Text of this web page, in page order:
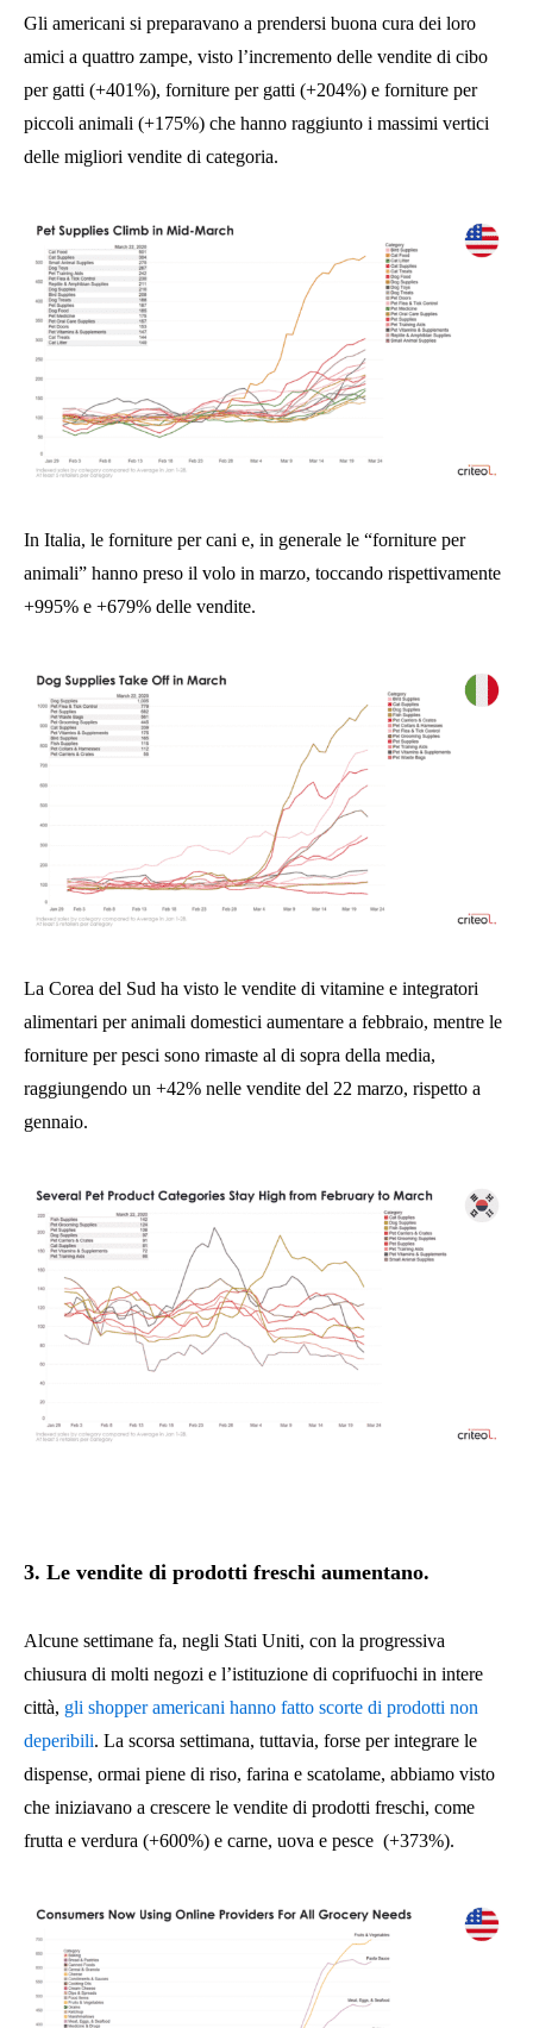
Gli americani si preparavano a prendersi buona cura dei loro
amici a quattro zampe, visto l’incremento delle vendite di cibo
per gatti (+401%), forniture per gatti (+204%) e forniture per
piccoli animali (+175%) che hanno raggiunto i massimi vertici
delle migliori vendite di categoria.
In Italia, le forniture per cani e, in generale le “forniture per
animali” hanno preso il volo in marzo, toccando rispettivamente
+995% e +679% delle vendite.
La Corea del Sud ha visto le vendite di vitamine e integratori
alimentari per animali domestici aumentare a febbraio, mentre le
forniture per pesci sono rimaste al di sopra della media,
raggiungendo un +42% nelle vendite del 22 marzo, rispetto a
gennaio.
3. Le vendite di prodotti freschi aumentano.
Alcune settimane fa, negli Stati Uniti, con la progressiva
chiusura di molti negozi e l’istituzione di coprifuochi in intere
città, gli shopper americani hanno fatto scorte di prodotti non
deperibili. La scorsa settimana, tuttavia, forse per integrare le
dispense, ormai piene di riso, farina e scatolame, abbiamo visto
che iniziavano a crescere le vendite di prodotti freschi, come
frutta e verdura (+600%) e carne, uova e pesce (+373%).